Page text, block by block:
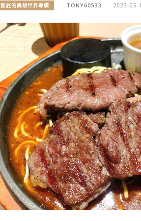
猴屁的異想世界專欄 TONY60533 2023-05-